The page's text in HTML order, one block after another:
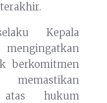
Kepala
berkomitmen
atas hukum